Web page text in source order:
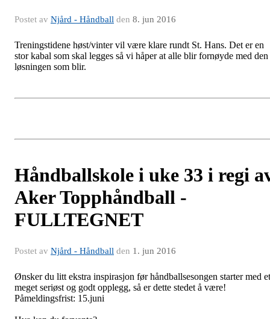
Postet av Njård - Håndball den 8. jun 2016
Treningstidene høst/vinter vil være klare rundt St. Hans. Det er en
stor kabal som skal legges så vi håper at alle blir fornøyde med den
løsningen som blir.
Håndballskole i uke 33 i regi
Aker Topphåndball -
FULLTEGNET
Postet av Njård - Håndball den 1. jun 2016
Ønsker du litt ekstra inspirasjon før håndballsesongen starter med et
meget seriøst og godt opplegg, så er dette stedet å være!
Påmeldingsfrist: 15.juni